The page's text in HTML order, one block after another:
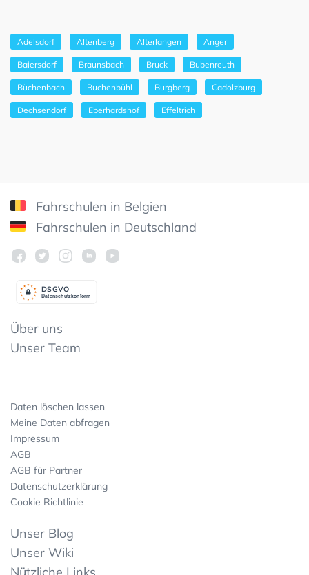
Adelsdorf Altenberg Alterlangen Anger
Baiersdorf Braunsbach Bruck Bubenreuth
Büchenbach Buchenbühl Burgberg Cadolzburg
Dechsendorf Eberhardshof Effeltrich
Fahrschulen in Belgien
Fahrschulen in Deutschland
Datenschutzkonform
DSGVO
Über uns
Unser Team
Daten löschen lassen
Meine Daten abfragen
Impressum
AGB
AGB für Partner
Datenschutzerklärung
Cookie Richtlinie
Unser Blog
Unser Wiki